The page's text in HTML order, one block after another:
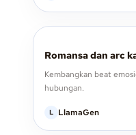
Romansa dan arc
Kembangkan beat
hubungan.
L LlamaGen